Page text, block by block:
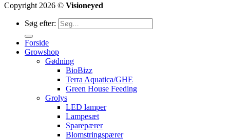
Copyright 2026 © Visioneyed
Søg efter:
Forside
Growshop
Gødning
BioBizz
Terra Aquatica/GHE
Green House Feeding
Grolys
LED lamper
Lampesæt
Sparepærer
Blomstringspærer